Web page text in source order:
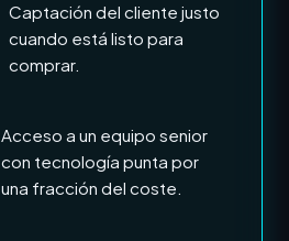
Captación del cliente justo
cuando está listo para
comprar.
Acceso a un equipo senior
con tecnología punta por
una fracción del coste.